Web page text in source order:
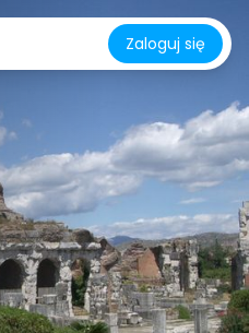
Zaloguj się